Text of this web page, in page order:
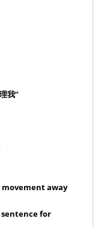
我”
away
sentence for